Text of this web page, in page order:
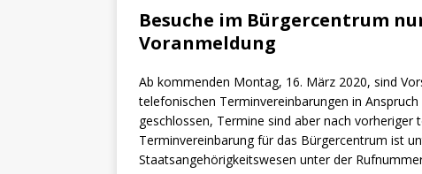
Besuche im Bürgercentrum
Voranmeldung
Ab kommenden Montag, 16. März 2020, sind
telefonischen Terminvereinbarungen in
geschlossen, Termine sind aber nach vorheriger
Terminvereinbarung für das Bürgercentrum ist
Staatsangehörigkeitswesen unter der